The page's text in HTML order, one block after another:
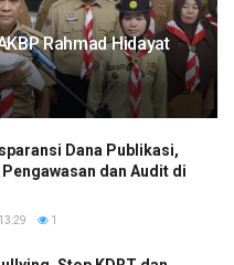
Rahmad Hidayat
Dana Publikasi,
dan Audit di
1